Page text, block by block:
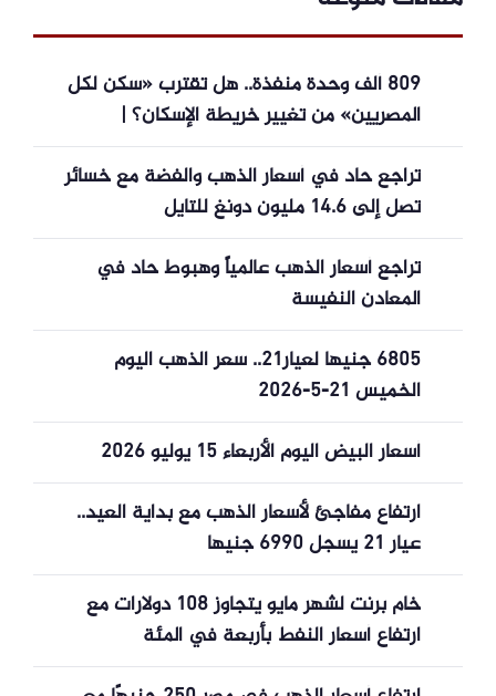
809 ألف وحدة منفذة.. هل تقترب «سكن لكل
المصريين» من تغيير خريطة الإسكان؟ |
تراجع حاد في أسعار الذهب والفضة مع خسائر
تصل إلى 14.6 مليون دونغ للتايل
تراجع أسعار الذهب عالمياً وهبوط حاد في
المعادن النفيسة
6805 جنيها لعيار21.. سعر الذهب اليوم
الخميس 21-5-2026
أسعار البيض اليوم الأربعاء 15 يوليو 2026
ارتفاع مفاجئ لأسعار الذهب مع بداية العيد..
عيار 21 يسجل 6990 جنيها
خام برنت لشهر مايو يتجاوز 108 دولارات مع
ارتفاع أسعار النفط بأربعة في المئة